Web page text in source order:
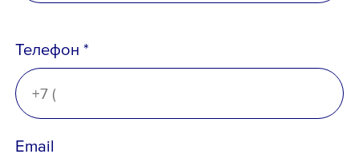
Ознакомлен с
конфиденциальности,
Порядком формирования кадрового
резерваисогласенна обработку
персональных данных
Телефон *
Email